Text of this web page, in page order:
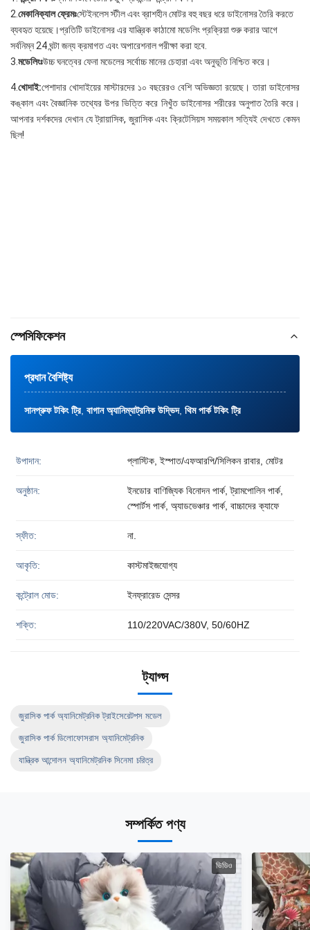
2. মেকানিক্যাল ফ্রেমঃস্টেইনলেস স্টীল এবং ব্রাশহীন মোটর বহু বছর ধরে ডাইনোসর তৈরি করতে
ব্যবহৃত হয়েছে।প্রতিটি ডাইনোসর এর যান্ত্রিক কাঠামো মডেলিং প্রক্রিয়া শুরু করার আগে
সর্বনিম্ন 24 ঘন্টা জন্য ক্রমাগত এবং অপারেশনাল পরীক্ষা করা হবে.
3. মডেলিংঃউচ্চ ঘনত্বের ফেনা মডেলের সর্বোচ্চ মানের চেহারা এবং অনুভূতি নিশ্চিত করে।
4.খোদাই:পেশাদার খোদাইয়ের মাস্টারদের ১০ বছরেরও বেশি অভিজ্ঞতা রয়েছে। তারা ডাইনোসর
কঙ্কাল এবং বৈজ্ঞানিক তথ্যের উপর ভিত্তি করে নিখুঁত ডাইনোসর শরীরের অনুপাত তৈরি করে।
আপনার দর্শকদের দেখান যে ট্রায়াসিক, জুরাসিক এবং ক্রিটেসিয়স সময়কাল সত্যিই দেখতে কেমন
ছিল!
স্পেসিফিকেশন
প্রধান বৈশিষ্ট্য
সানপ্রুফ টকিং ট্রি, বাগান অ্যানিম্যাট্রনিক উদ্ভিদ, থিম পার্ক টকিং ট্রি
উপাদান: প্লাস্টিক, ইস্পাত/এফআরপি/সিলিকন রাবার, মোটর
অনুষ্ঠান:
ইনডোর বাণিজ্যিক বিনোদন পার্ক, ট্রামপোলিন পার্ক,
স্পোর্টস পার্ক, অ্যাডভেঞ্চার পার্ক, বাচ্চাদের ক্যাফে
স্ফীত: না.
আকৃতি: কাস্টমাইজযোগ্য
কন্ট্রোল মোড: ইনফ্রারেড সেন্সর
শক্তি: 110/220VAC/380V, 50/60HZ
ট্যাগ্স
জুরাসিক পার্ক অ্যানিমেট্রনিক ট্রাইসেরেটপস মডেল
জুরাসিক পার্ক ডিলোফোসরাস অ্যানিমেট্রনিক
যান্ত্রিক আন্দোলন অ্যানিমেট্রনিক সিনেমা চরিত্র
সম্পর্কিত পণ্য
ভিডিও